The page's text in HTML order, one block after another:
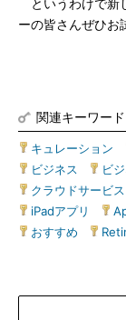
というわけで新
ーの皆さんぜひお
関連キーワード
キュレーション
ビジネス
ビ
クラウドサービス
iPadアプリ
おすすめ